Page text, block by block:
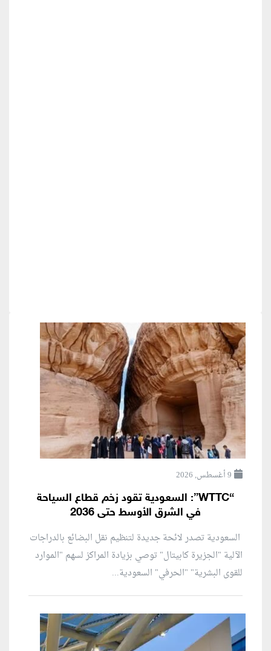
9 أغسطس, 2026
“WTTC”: السعودية تقود زخم قطاع السياحة
في الشرق الأوسط حتى 2036
السعودية تصدر لائحة جديدة لتنظيم نقل البضائع بالدراجات
الآلية "الجزيرة كابيتال" توصي بزيادة المراكز لسهم "الموارد
للقوى البشرية" "الحرفي" السعودية...